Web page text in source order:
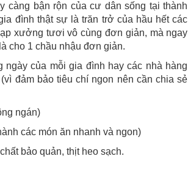
càng bận rộn của cư dân sống tại thành
đình thật sự là trăn trở của hầu hết các
xưởng tươi vô cùng đơn giản, mà ngay
cho 1 chầu nhậu đơn giản.
của mỗi gia đình hay các nhà hàng
đảm bảo tiêu chí ngon nên cần chia sẻ
ngán)
các món ăn nhanh và ngon)
bảo quản, thịt heo sạch.